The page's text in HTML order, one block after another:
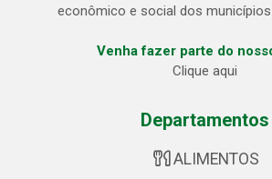
econômico e social dos
Venha fazer parte do
Clique aqui
Departamentos
ALIMENTOS